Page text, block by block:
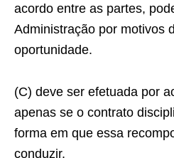
acordo entre as partes,
Administração por motivos
oportunidade.
(C) deve ser efetuada por
apenas se o contrato
forma em que essa
conduzir.